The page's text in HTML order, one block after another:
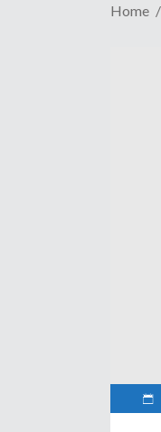
Home